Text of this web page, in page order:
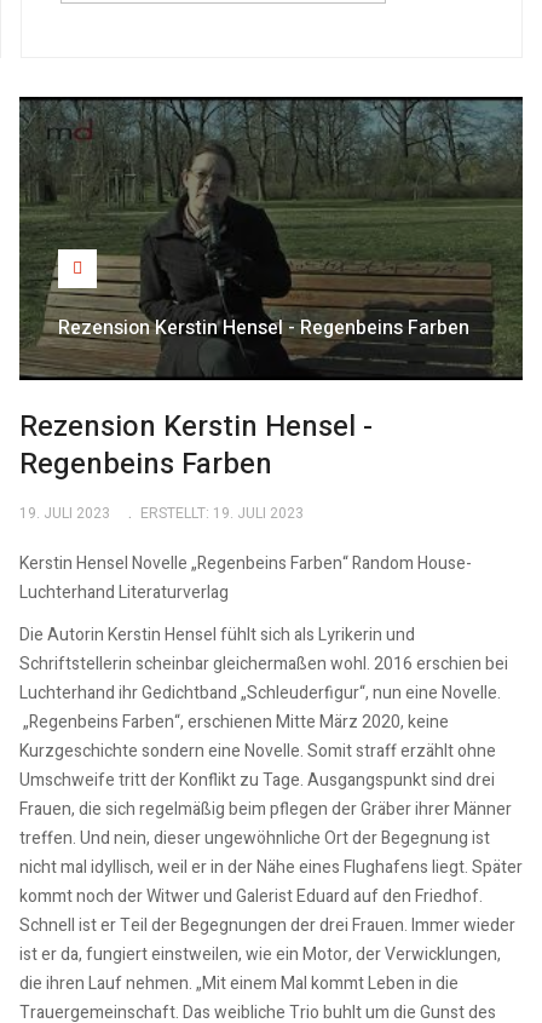
Rezension Kerstin Hensel - Regenbeins Farben
Rezension Kerstin Hensel -
Regenbeins Farben
19. JULI 2023 ERSTELLT: 19. JULI 2023
Kerstin Hensel Novelle „Regenbeins Farben“ Random House-
Luchterhand Literaturverlag
Die Autorin Kerstin Hensel fühlt sich als Lyrikerin und
Schriftstellerin scheinbar gleichermaßen wohl. 2016 erschien bei
Luchterhand ihr Gedichtband „Schleuderfigur“, nun eine Novelle.
„Regenbeins Farben“, erschienen Mitte März 2020, keine
Kurzgeschichte sondern eine Novelle. Somit straff erzählt ohne
Umschweife tritt der Konflikt zu Tage. Ausgangspunkt sind drei
Frauen, die sich regelmäßig beim pflegen der Gräber ihrer Männer
treffen. Und nein, dieser ungewöhnliche Ort der Begegnung ist
nicht mal idyllisch, weil er in der Nähe eines Flughafens liegt. Später
kommt noch der Witwer und Galerist Eduard auf den Friedhof.
Schnell ist er Teil der Begegnungen der drei Frauen. Immer wieder
ist er da, fungiert einstweilen, wie ein Motor, der Verwicklungen,
die ihren Lauf nehmen. „Mit einem Mal kommt Leben in die
Trauergemeinschaft. Das weibliche Trio buhlt um die Gunst des